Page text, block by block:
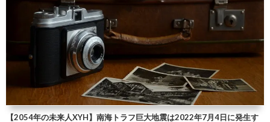
【2054年の未来人XYH】南海トラフ巨大地震は2022年7月4日に発生す